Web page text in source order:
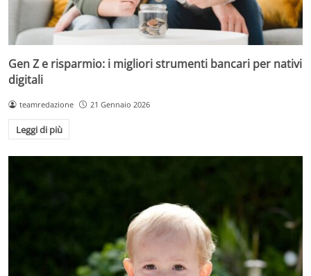
Gen Z e risparmio: i migliori strumenti bancari per nativi
digitali
teamredazione 21 Gennaio 2026
Leggi di più